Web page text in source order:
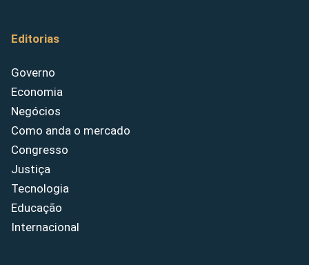
Editorias
Governo
Economia
Negócios
Como anda o mercado
Congresso
Justiça
Tecnologia
Educação
Internacional